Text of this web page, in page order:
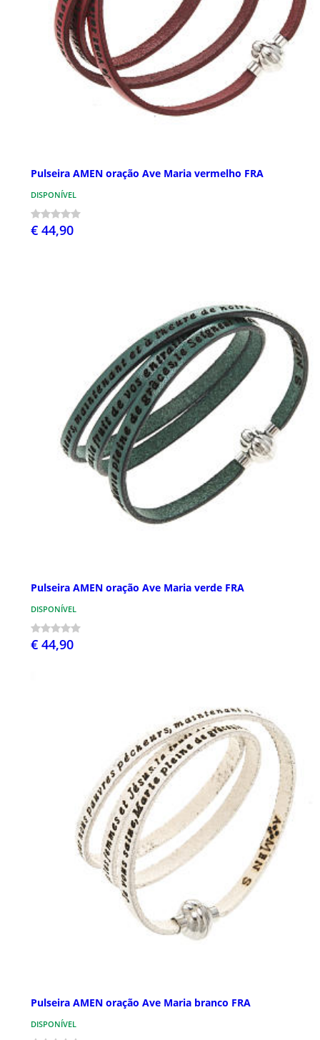
Pulseira AMEN oração Ave Maria vermelho FRA
DISPONÍVEL
€ 44,90
Pulseira AMEN oração Ave Maria verde FRA
DISPONÍVEL
€ 44,90
Pulseira AMEN oração Ave Maria branco FRA
DISPONÍVEL